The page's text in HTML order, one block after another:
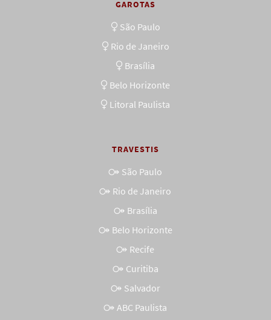
GAROTAS
São Paulo
Rio de Janeiro
Brasília
Belo Horizonte
Litoral Paulista
TRAVESTIS
São Paulo
Rio de Janeiro
Brasília
Belo Horizonte
Recife
Curitiba
Salvador
ABC Paulista